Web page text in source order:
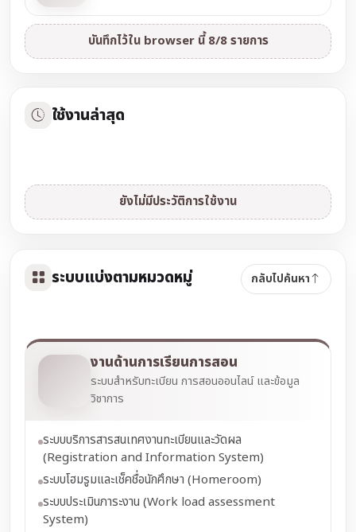
บันทึกไว้ใน browser นี้ 8/8 รายการ
ใช้งานล่าสุด
ยังไม่มีประวัติการใช้งาน
ระบบแบ่งตามหมวดหมู่ กลับไปค้นหา
งานด้านการเรียนการสอน
ระบบสำหรับทะเบียน การสอนออนไลน์ และข้อมูล
วิชาการ
ระบบบริการสารสนเทศงานทะเบียนและวัดผล
(Registration and Information System)
ระบบโฮมรูมและเช็คชื่อนักศึกษา (Homeroom)
ระบบประเมินภาระงาน (Work load assessment
System)